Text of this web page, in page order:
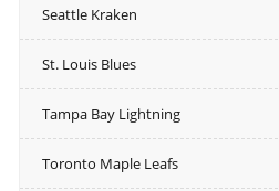
Seattle Kraken
St. Louis Blues
Tampa Bay Lightning
Toronto Maple Leafs